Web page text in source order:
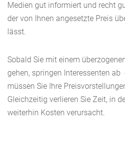
Medien gut informiert und recht
der von Ihnen angesetzte Preis
lässt.
Sobald Sie mit einem
gehen, springen Interessenten
müssen Sie Ihre
Gleichzeitig verlieren Sie Zeit, in
weiterhin Kosten verursacht.